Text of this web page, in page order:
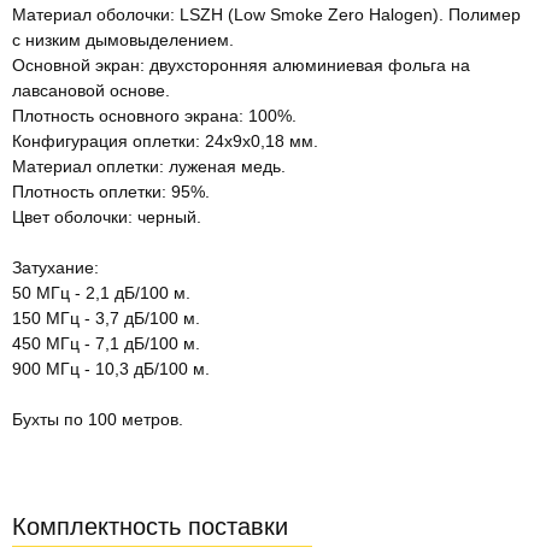
Материал оболочки: LSZH (Low Smoke Zero Halogen). Полимер
с низким дымовыделением.
Основной экран: двухсторонняя алюминиевая фольга на
лавсановой основе.
Плотность основного экрана: 100%.
Конфигурация оплетки: 24x9x0,18 мм.
Материал оплетки: луженая медь.
Плотность оплетки: 95%.
Цвет оболочки: черный.
Затухание:
50 МГц - 2,1 дБ/100 м.
150 МГц - 3,7 дБ/100 м.
450 МГц - 7,1 дБ/100 м.
900 МГц - 10,3 дБ/100 м.
Бухты по 100 метров.
Комплектность поставки